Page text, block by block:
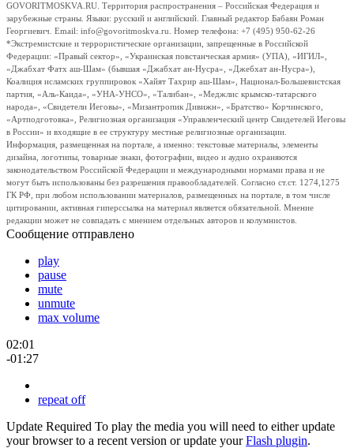
GOVORITMOSKVA.RU. Территория распространения – Российская Федерация и
зарубежные страны. Языки: русский и английский. Главный редактор Бабаян Роман
Георгиевич. Email: info@govoritmoskva.ru. Номер телефона: +7 (495) 950-62-26
*Экстремистские и террористические организации, запрещенные в Российской
Федерации: «Правый сектор», «Украинская повстанческая армия» (УПА), «ИГИЛ»,
«Джабхат Фатх аш-Шам» (бывшая «Джабхат ан-Нусра», «Джебхат ан-Нусра»),
Коалиция исламских группировок «Хайят Тахрир аш-Шам», Национал-Большевистская
партия, «Аль-Каида», «УНА-УНСО», «Талибан», «Меджлис крымско-татарского
народа», «Свидетели Иеговы», «Мизантропик Дивижн», «Братство» Корчинского,
«Артподготовка», Религиозная организация «Управленческий центр Свидетелей Иеговы
в России» и входящие в ее структуру местные религиозные организации.
Информация, размещенная на портале, а именно: текстовые материалы, элементы
дизайна, логотипы, товарные знаки, фотографии, видео и аудио охраняются
законодательством Российской Федерации и международными нормами права и не
могут быть использованы без разрешения правообладателей. Согласно ст.ст. 1274,1275
ГК РФ, при любом использовании материалов, размещенных на портале, в том числе
цитировании, активная гиперссылка на материал является обязательной. Мнение
редакции может не совпадать с мнением отдельных авторов и колумнистов.
Сообщение отправлено
play
pause
mute
unmute
max volume
02:01
-01:27
repeat off
Update Required To play the media you will need to either update
your browser to a recent version or update yourFlash plugin.